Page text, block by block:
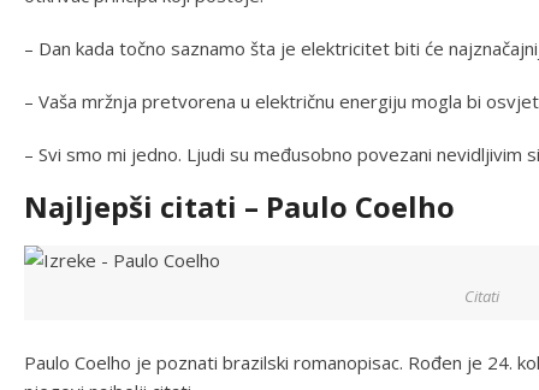
– Dan kada točno saznamo šta je elektricitet biti će
– Vaša mržnja pretvorena u električnu energiju mogla bi
– Svi smo mi jedno. Ljudi su međusobno povezani nevidljivim
Najljepši citati – Paulo Coelho
Citati
Paulo Coelho je poznati brazilski romanopisac. Rođen je 24.